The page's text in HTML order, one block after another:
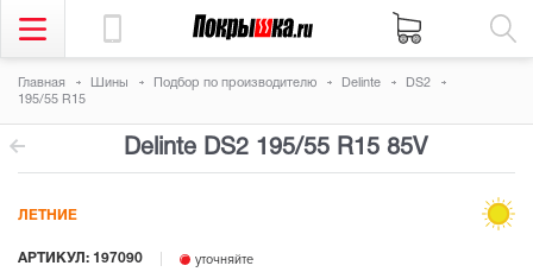
Главная Шины Подбор по производителю Delinte
DS2
195/55 R15
Delinte DS2 195/55 R15 85V
АРТИКУЛ: 197090 уточняйте
ЛЕТНИЕ